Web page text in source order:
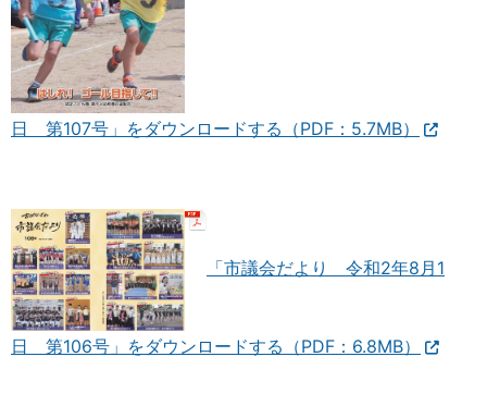
日 第107号」をダウンロードする（PDF：5.7MB）
「市議会だより 令和2年8月1
日 第106号」をダウンロードする（PDF：6.8MB）